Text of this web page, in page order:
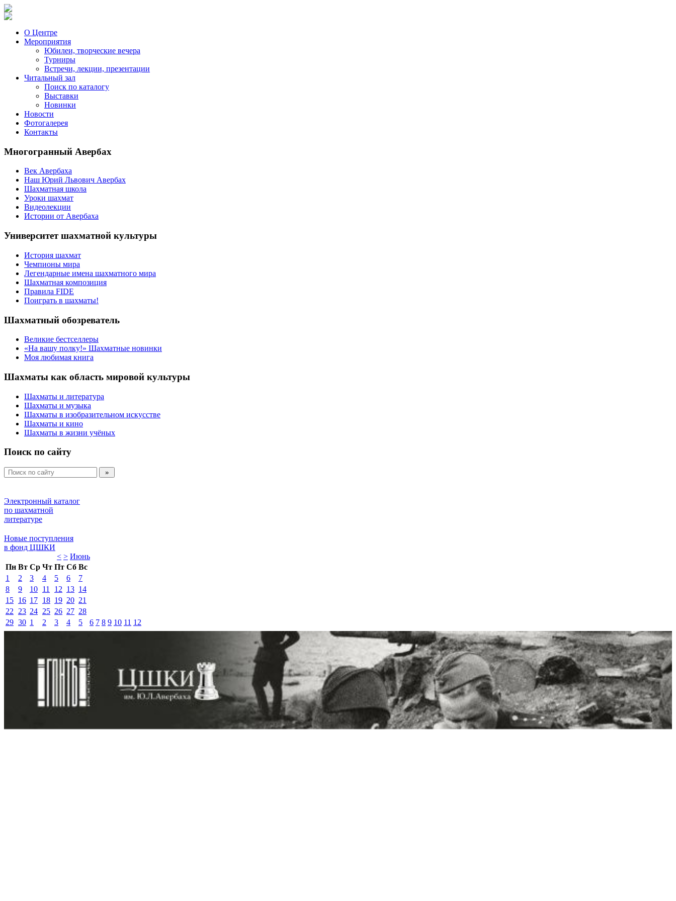
О Центре
Мероприятия
Юбилеи, творческие вечера
Турниры
Встречи, лекции, презентации
Читальный зал
Поиск по каталогу
Выставки
Новинки
Новости
Фотогалерея
Контакты
Многогранный Авербах
Век Авербаха
Наш Юрий Львович Авербах
Шахматная школа
Уроки шахмат
Видеолекции
Истории от Авербаха
Университет шахматной культуры
История шахмат
Чемпионы мира
Легендарные имена шахматного мира
Шахматная композиция
Правила FIDE
Поиграть в шахматы!
Шахматный обозреватель
Великие бестселлеры
«На вашу полку!» Шахматные новинки
Моя любимая книга
Шахматы как область мировой культуры
Шахматы и литература
Шахматы и музыка
Шахматы в изобразительном искусстве
Шахматы и кино
Шахматы в жизни учёных
Поиск по сайту
Электронный каталог
по шахматной
литературе
Новые поступления
в фонд ЦШКИ
< > Июнь
Пн Вт Ср Чт Пт Сб Вс
1
2 3 4 5 6
7
8
9 10 11 12 13 14
15 16 17 18 19 20 21
22
23 24 25 26 27 28
29 30 1 2 3 4 5 6 7 8 9 10 11 12